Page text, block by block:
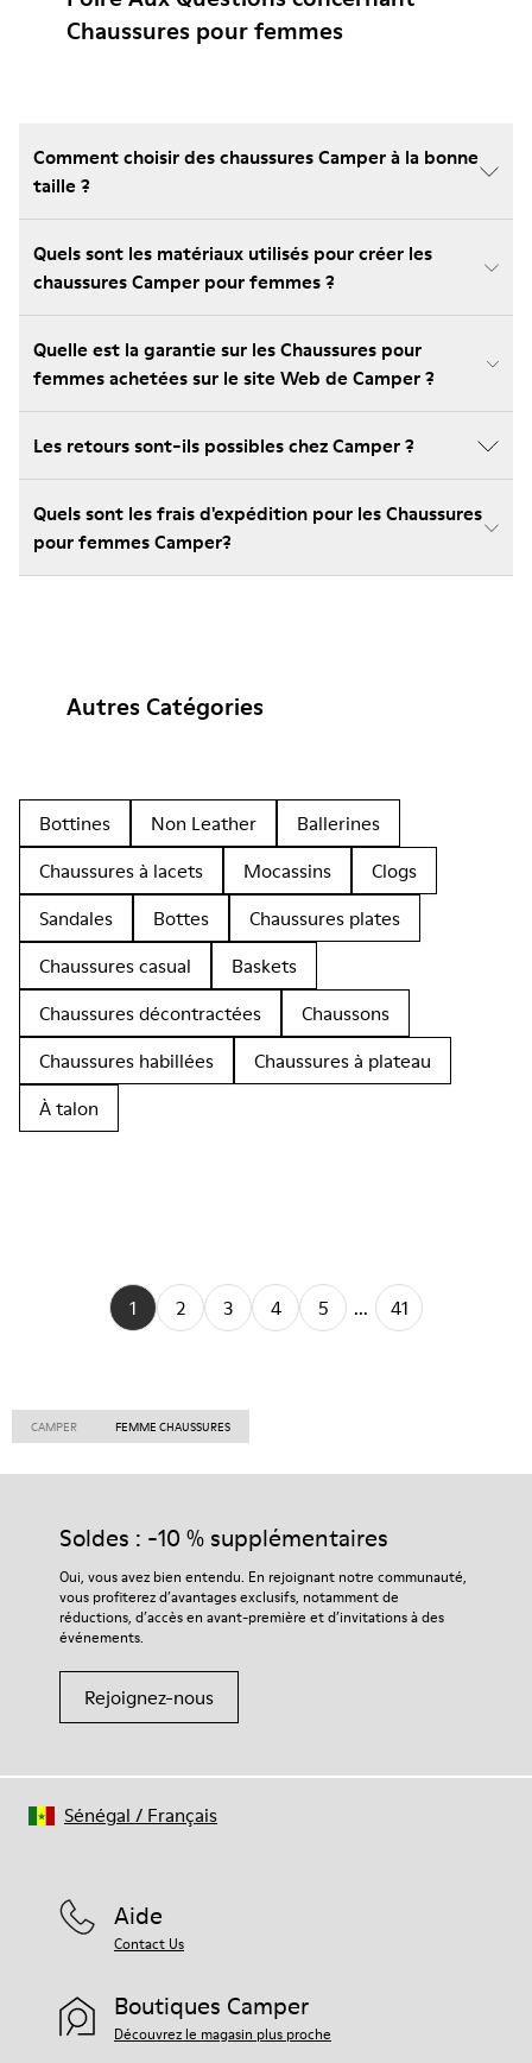
Chaussures pour femmes
Comment choisir des chaussures Camper à la bonne
taille ?
Quels sont les matériaux utilisés pour créer les
chaussures Camper pour femmes ?
Quelle est la garantie sur les Chaussures pour
femmes achetées sur le site Web de Camper ?
Les retours sont-ils possibles chez Camper ?
Quels sont les frais d'expédition pour les Chaussures
pour femmes Camper?
Autres Catégories
Bottines Non Leather
Ballerines
Chaussures à lacets
Mocassins
Clogs
Sandales
Bottes
Chaussures plates
Chaussures casual
Baskets
Chaussures décontractées
Chaussons
Chaussures habillées
Chaussures à plateau
À talon
1 2 3 4 5 ... 41
CAMPER FEMME CHAUSSURES
Soldes : -10 % supplémentaires
Oui, vous avez bien entendu. En rejoignant notre communauté,
vous profiterez d’avantages exclusifs, notamment de
réductions, d’accès en avant-première et d’invitations à des
événements.
Rejoignez-nous
Aide
Contact Us
Boutiques Camper
Découvrez le magasin plus proche
Sénégal / Français